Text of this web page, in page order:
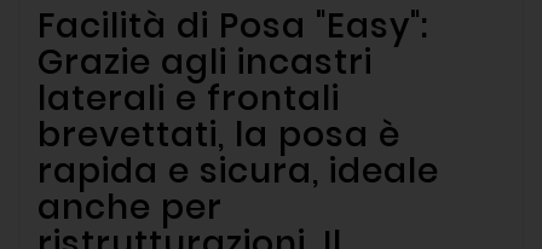
Facilità di Posa "Easy":
Grazie agli incastri
laterali e frontali
brevettati, la posa è
rapida e sicura, ideale
anche per